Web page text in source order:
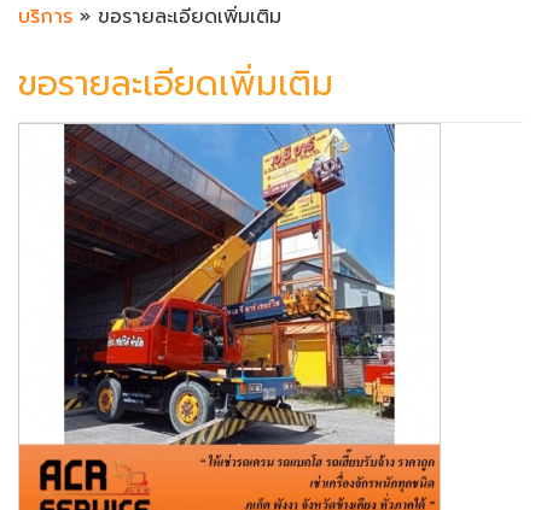
บริการ » ขอรายละเอียดเพิ่มเติม
ขอรายละเอียดเพิ่มเติม